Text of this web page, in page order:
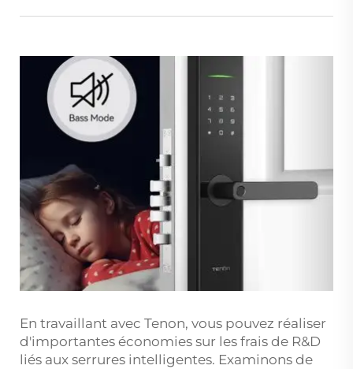
En travaillant avec Tenon, vous pouvez réaliser
d'importantes économies sur les frais de R&D
liés aux serrures intelligentes. Examinons de